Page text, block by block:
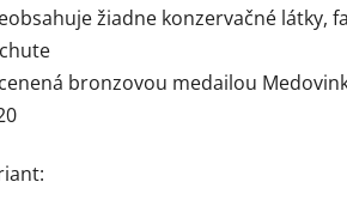
žiadne konzervačné látky,
bronzovou medailou